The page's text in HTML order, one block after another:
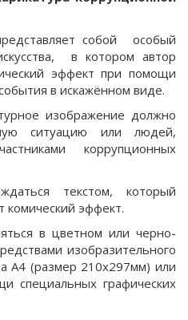
собой особый
в котором автор
эффект при помощи
в искажённом виде.
изображение должно
ситуацию или людей,
коррупционных
текстом, который
комический эффект.
в цветном или черно-
изобразительного
А4 (размер 210х297мм) или
специальных графических